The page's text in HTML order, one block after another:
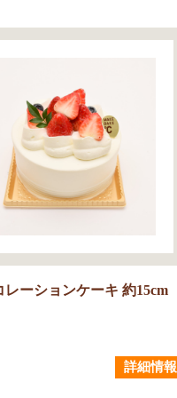
レーションケーキ 約15cm
詳細情報